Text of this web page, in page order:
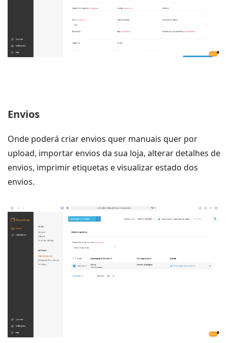
Envios
Onde poderá criar envios quer manuais quer por
upload, importar envios da sua loja, alterar detalhes de
envios, imprimir etiquetas e visualizar estado dos
envios.